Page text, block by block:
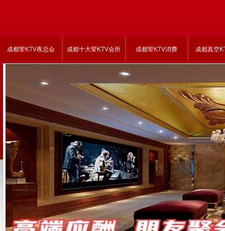
成都荤KTV夜总会 成都十大荤KTV会所 成都荤KTV消费 成都真空